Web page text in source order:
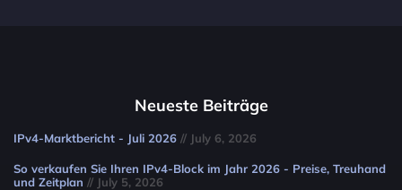
Neueste Beiträge
IPv4-Marktbericht - Juli 2026 // July 6, 2026
So verkaufen Sie Ihren IPv4-Block im Jahr 2026 - Preise, Treuhand
und Zeitplan // July 5, 2026